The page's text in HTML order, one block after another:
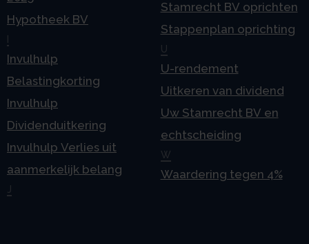
Hypotheek BV
Invulhulp
Belastingkorting
Invulhulp
Dividenduitkering
Invulhulp Verlies uit
aanmerkelijk belang
Stamrecht BV oprichten
Stappenplan oprichting
U
U-rendement
Uitkeren van dividend
Uw Stamrecht BV en
echtscheiding
W
Waardering tegen 4%